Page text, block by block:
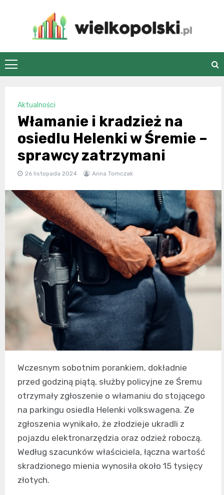
wielkopolski.pl
Aktualności
Włamanie i kradzież na
osiedlu Helenki w Śremie –
sprawcy zatrzymani
26 listopada 2024 Anna Tomczak
Wczesnym sobotnim porankiem, dokładnie
przed godziną piątą, służby policyjne ze Śremu
otrzymały zgłoszenie o włamaniu do stojącego
na parkingu osiedla Helenki volkswagena. Ze
zgłoszenia wynikało, że złodzieje ukradli z
pojazdu elektronarzędzia oraz odzież roboczą.
Według szacunków właściciela, łączna wartość
skradzionego mienia wynosiła około 15 tysięcy
złotych.